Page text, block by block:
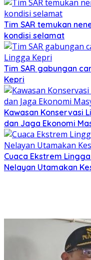
Tim SAR temukan
kondisi selamat
Tim SAR gabungan
Kepri
Kawasan Konservasi
dan Jaga Ekonomi
Cuaca Ekstrem
Nelayan Utamakan